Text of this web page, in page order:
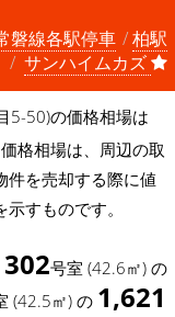
磐線各駅停車
柏駅
サンハイムカズ
5-50)の価格相場は
格相場は、周辺の取
件を売却する際に値
すものです。
302号室 (42.6㎡) の
(42.5㎡) の 1,621